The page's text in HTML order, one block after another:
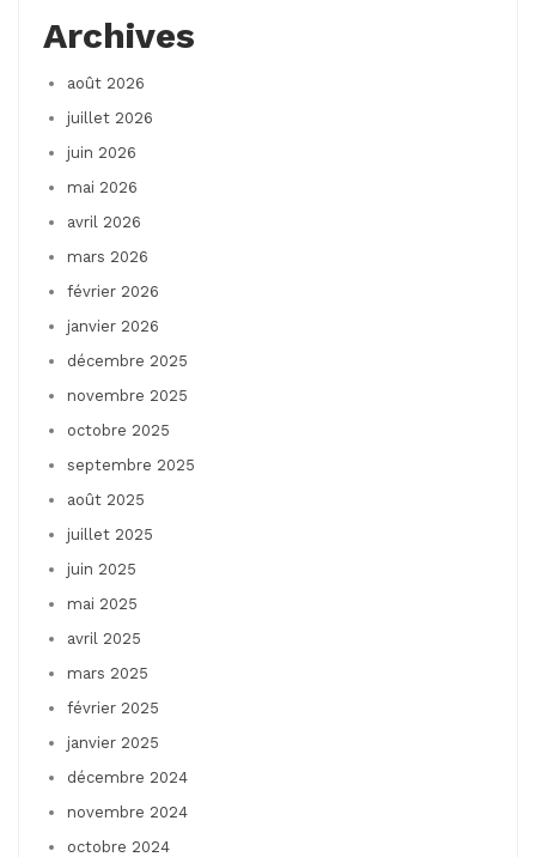
Archives
août 2026
juillet 2026
juin 2026
mai 2026
avril 2026
mars 2026
février 2026
janvier 2026
décembre 2025
novembre 2025
octobre 2025
septembre 2025
août 2025
juillet 2025
juin 2025
mai 2025
avril 2025
mars 2025
février 2025
janvier 2025
décembre 2024
novembre 2024
octobre 2024